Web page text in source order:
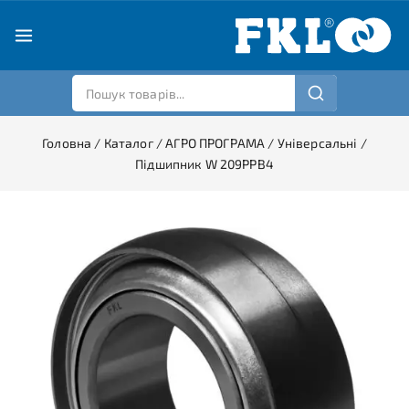
Головна / Каталог /АГРО ПРОГРАМА / Універсальні /
Підшипник W 209PPB4